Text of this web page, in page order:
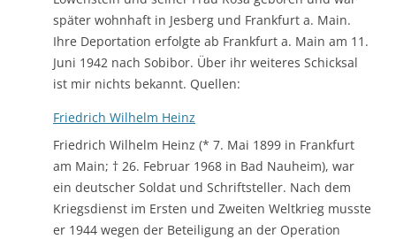
später wohnhaft in Jesberg und Frankfurt a. Main.
Ihre Deportation erfolgte ab Frankfurt a. Main am 11.
Juni 1942 nach Sobibor. Über ihr weiteres Schicksal
ist mir nichts bekannt. Quellen:
Friedrich Wilhelm Heinz
Friedrich Wilhelm Heinz (* 7. Mai 1899 in Frankfurt
am Main; † 26. Februar 1968 in Bad Nauheim), war
ein deutscher Soldat und Schriftsteller. Nach dem
Kriegsdienst im Ersten und Zweiten Weltkrieg musste
er 1944 wegen der Beteiligung an der Operation